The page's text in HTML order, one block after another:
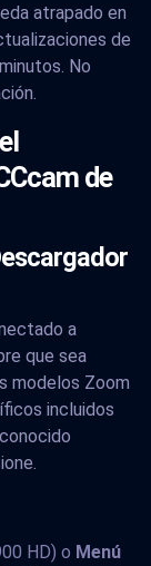
atrapado en
de
No
de
a
que sea
modelos Zoom
incluidos
HD) o Menú